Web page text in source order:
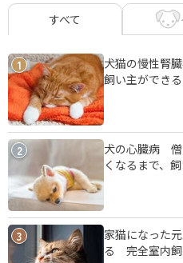
すべて
1
犬猫の慢性腎
飼い主ができ
2
犬の心臓病 僧
くなるまで、
3
家猫になった
る 完全室内飼